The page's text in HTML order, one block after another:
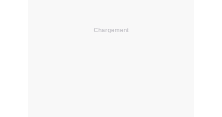
Chargement